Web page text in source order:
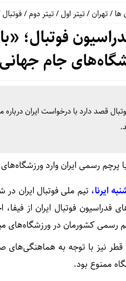
ها/تهران/تیتر اول/تیتر دوم/فوتبال
فوتبال؛
جام
قصد دارد با درخواست ایران
ایرنا،
فدراسیون فوتبال ایران از
رسمی کشورمان در ورزشگاه‌های
در جام جهانی ۲۰۲۲ قطر نیز با توجه به
ممنوع بود.